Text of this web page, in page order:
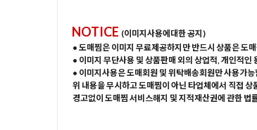
NOTICE (이미지사용에대한 공지)
• 도매찜은 이미지 무료제공하지만 반드시 상품은 도
• 이미지 무단사용 및 상품판매 외의 상업적, 개인적인
• 이미지사용은 도매회원 및 위탁배송회원만 사용가
위 내용을 무시하고 도매찜이 아닌 타업체에서 직접
경고없이 도매찜 서비스해지 및 지적재산권에 관한 법